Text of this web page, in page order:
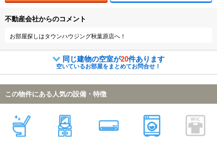
不動産会社からのコメント
お部屋探しはタウンハウジング秋葉原店へ！
同じ建物の空室が20件あります
空いているお部屋をまとめてお問合せ！
この物件にある人気の設備・特徴